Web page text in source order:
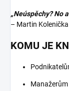
„Neúspěchy? No
– Martin
KOMU JE